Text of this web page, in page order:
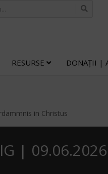
RESURSE DONAȚII |
in Christus
|